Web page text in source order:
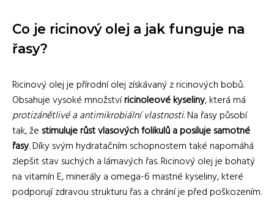
Co je ricinový olej a jak funguje na
řasy?
Ricinový olej je přírodní olej získávaný z ricinových bobů.
Obsahuje vysoké množstvíricinoleové kyseliny, která má
protizánětlivé a antimikrobiální vlastnosti. Na řasy působí
tak, že stimuluje růst vlasových folikulů a posiluje samotné
řasy. Díky svým hydratačním schopnostem také napomáhá
zlepšit stav suchých a lámavých řas. Ricinový olej je bohatý
na vitamín E, minerály a omega-6 mastné kyseliny, které
podporují zdravou strukturu řas a chrání je před poškozením.